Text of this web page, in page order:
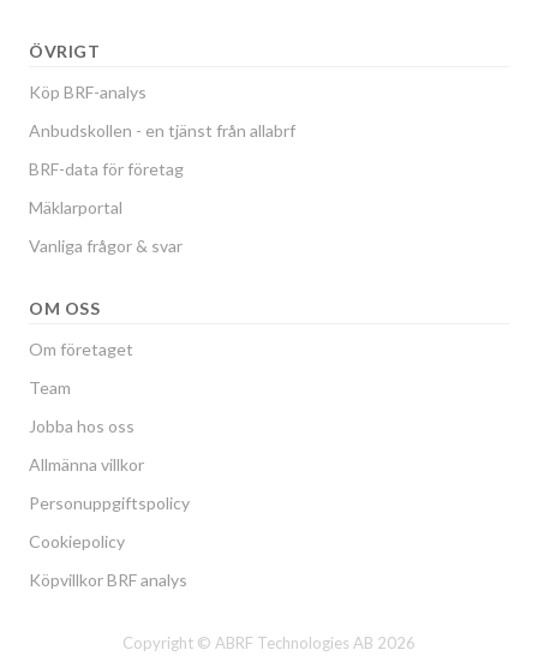
ÖVRIGT
Köp BRF-analys
Anbudskollen - en tjänst från allabrf
BRF-data för företag
Mäklarportal
Vanliga frågor & svar
OM OSS
Om företaget
Team
Jobba hos oss
Allmänna villkor
Personuppgiftspolicy
Cookiepolicy
Köpvillkor BRF analys
Copyright © ABRF Technologies AB 2026